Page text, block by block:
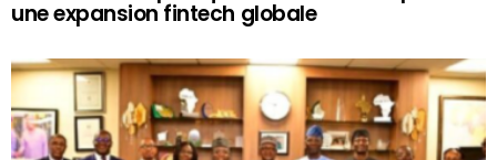
une expansion fintech globale